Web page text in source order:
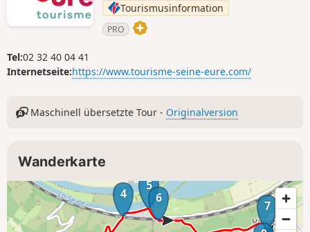
Tourismusinformation
PRO
Tel:02 32 40 04 41
Internetseite:https://www.tourisme-seine-eure.com/
Maschinell übersetzte Tour - Originalversion
Wanderkarte
4
5
6
7